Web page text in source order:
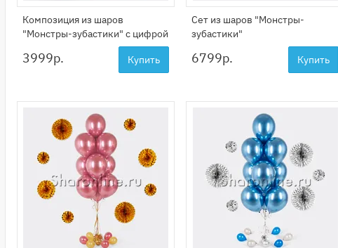
Композиция из шаров
"Монстры-зубастики" с цифрой
3999р. Купить
Сет из шаров "Монстры-
зубастики"
6799р. Купить